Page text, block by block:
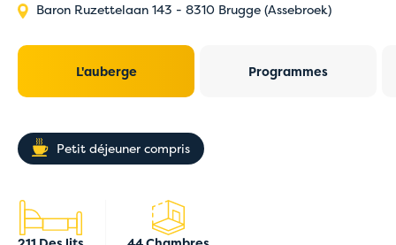
Baron Ruzettelaan 143 - 8310 Brugge (Assebroek)
L'auberge Programmes
Petit déjeuner compris